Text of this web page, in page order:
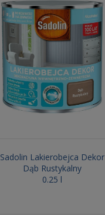
Sadolin Lakierobejca Dekor
Dąb Rustykalny
0.25 l